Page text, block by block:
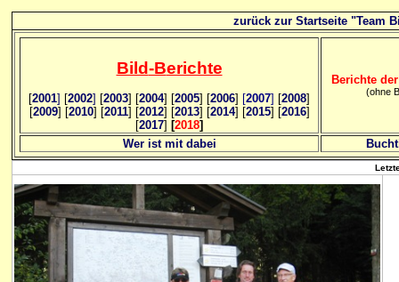
zurück zur Startseite "Team
Bild-Berichte
[2001] [2002] [2003] [2004] [2005] [2006] [2007] [2008]
[2009] [2010] [2011] [2012] [2013] [2014] [2015] [2016]
[2017] [2018]
Berichte
(ohne
Wer ist mit dabei